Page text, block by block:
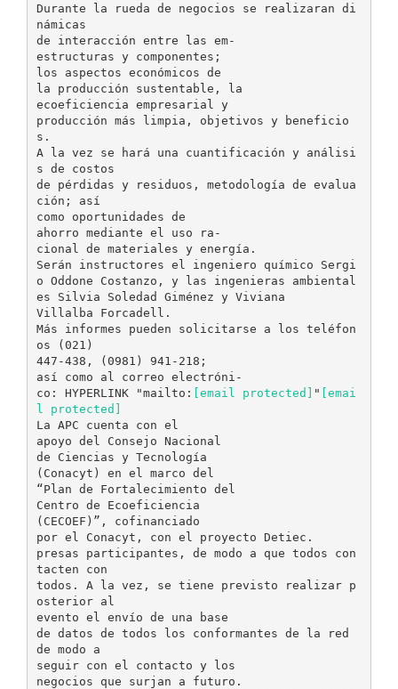
Durante la rueda de negocios se realizaran di
námicas
de interacción entre las em-
estructuras y componentes;
los aspectos económicos de
la producción sustentable, la
ecoeficiencia empresarial y
producción más limpia, objetivos y beneficio
s.
A la vez se hará una cuantificación y análisi
s de costos
de pérdidas y residuos, metodología de evalua
ción; así
como oportunidades de
ahorro mediante el uso ra-
cional de materiales y energía.
Serán instructores el ingeniero químico Sergi
o Oddone Costanzo, y las ingenieras ambiental
es Silvia Soledad Giménez y Viviana
Villalba Forcadell.
Más informes pueden solicitarse a los teléfon
os (021)
447-438, (0981) 941-218;
así como al correo electróni-
co: HYPERLINK "mailto: [email protected] " [emai
l protected]
La APC cuenta con el
apoyo del Consejo Nacional
de Ciencias y Tecnología
(Conacyt) en el marco del
“Plan de Fortalecimiento del
Centro de Ecoeficiencia
(CECOEF)”, cofinanciado
por el Conacyt, con el proyecto Detiec.
presas participantes, de modo a que todos con
tacten con
todos. A la vez, se tiene previsto realizar p
osterior al
evento el envío de una base
de datos de todos los conformantes de la red
de modo a
seguir con el contacto y los
negocios que surjan a futuro.